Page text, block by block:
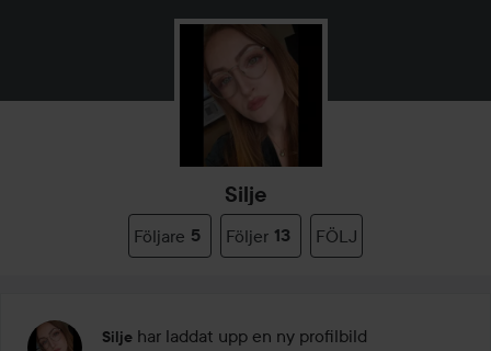
Silje
Följare 5 Följer 13 FÖLJ
Silje har laddat upp en ny profilbild